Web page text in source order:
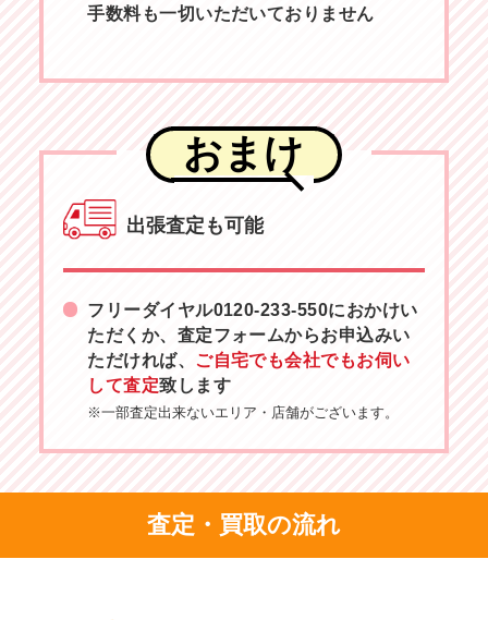
手数料も一切いただいておりません
おまけ
出張査定も可能
フリーダイヤル0120-233-550におかけい
ただくか、査定フォームからお申込みい
ただければ、 ご自宅でも会社でもお伺い
して査定致します
※一部査定出来ないエリア・店舗がございます。
査定・買取の流れ